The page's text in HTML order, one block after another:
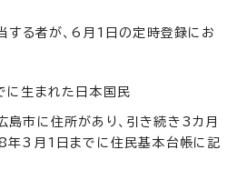
する者が、6月1日の定時登録にお
生まれた日本国民
市に住所があり、引き続き3カ月
8年3月1日までに住民基本台帳に記